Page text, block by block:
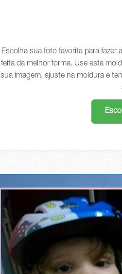
Escolha sua foto favorita para
feita da melhor forma. Use esta
sua imagem, ajuste na moldura e